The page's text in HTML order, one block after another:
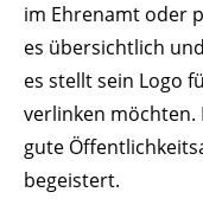
im Ehrenamt oder
es über­sichtlich
es stellt sein Logo
verlinken möchten.
gute
begeistert.